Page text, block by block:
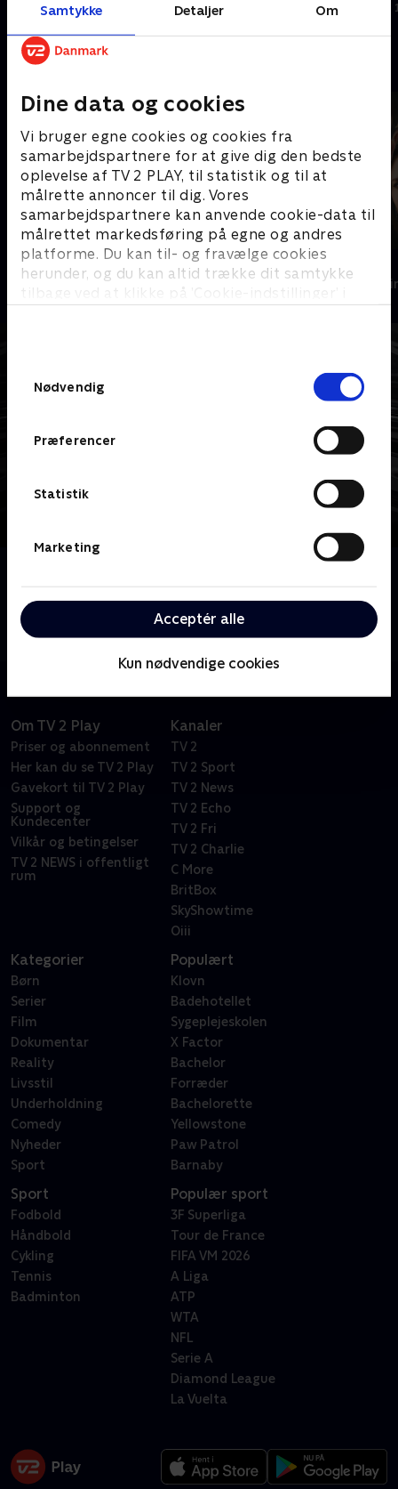
Samtykke Detaljer Om
Dine data og cookies
Vi bruger egne cookies og cookies fra
samarbejdspartnere for at give dig den bedste
oplevelse af TV 2 PLAY, til statistik og til at
målrette annoncer til dig. Vores
samarbejdspartnere kan anvende cookie-data til
målrettet markedsføring på egne og andres
platforme. Du kan til- og fravælge cookies
herunder, og du kan altid trække dit samtykke
tilbage ved at klikke på ’Cookie-indstillinger’ i
Nødvendig
Præferencer
Statistik
Marketing
Acceptér alle
Kun nødvendige cookies
1. juli 2021 • 51 min 1. juli 2021 • 53 min
Andre så også
Trigger Point
Krimi & Spænding • 3 sæsoner
Top Dog
Krimi &
yndlings seriemorder, opklarer forbrydelser om
dagen og begår dem om natten.
Om TV 2 Play
Priser og abonnement
Her kan du se TV 2 Play
Gavekort til TV 2 Play
Support og
Kundecenter
Vilkår og betingelser
TV 2 NEWS i offentligt
rum
Kanaler
TV 2
TV 2 Sport
TV 2 News
TV 2 Echo
TV 2 Fri
TV 2 Charlie
C More
BritBox
SkyShowtime
Oiii
Kategorier
Børn
Serier
Film
Dokumentar
Reality
Livsstil
Underholdning
Comedy
Nyheder
Sport
Populært
Klovn
Badehotellet
Sygeplejeskolen
X Factor
Bachelor
Forræder
Bachelorette
Yellowstone
Paw Patrol
Barnaby
Sport
Fodbold
Håndbold
Cykling
Tennis
Badminton
Populær sport
3F Superliga
Tour de France
FIFA VM 2026
A Liga
ATP
WTA
NFL
Serie A
Diamond League
La Vuelta